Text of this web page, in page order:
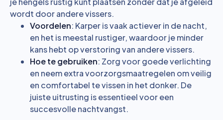
wordt door andere vissers.
Voordelen: Karper is vaak actiever in de nacht,
en het is meestal rustiger, waardoor je minder
kans hebt op verstoring van andere vissers.
Hoe te gebruiken: Zorg voor goede verlichting
en neem extra voorzorgsmaatregelen om veilig
en comfortabel te vissen in het donker. De
juiste uitrusting is essentieel voor een
succesvolle nachtvangst.